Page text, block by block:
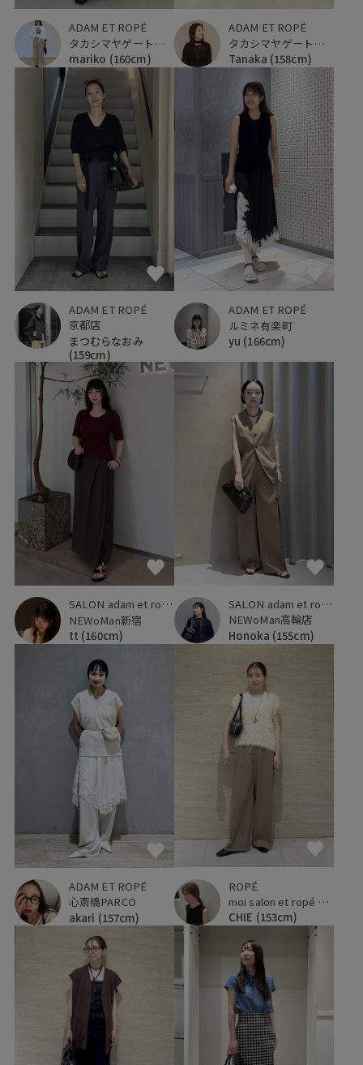
ADAM ET ROPÉ
タカシマヤゲートタワーモール
mariko (160cm)
ADAM ET ROPÉ
タカシマヤゲートタワーモール
Tanaka (158cm)
ADAM ET ROPÉ
京都店
まつむらなおみ
(159cm)
ADAM ET ROPÉ
ルミネ有楽町
yu (166cm)
SALON adam et ropé
NEWoMan新宿
tt (160cm)
SALON adam et ropé
NEWoMan高輪店
Honoka (155cm)
ADAM ET ROPÉ
心斎橋PARCO
akari (157cm)
ROPÉ
moi salon et ropé 大阪高島屋
CHIE (153cm)